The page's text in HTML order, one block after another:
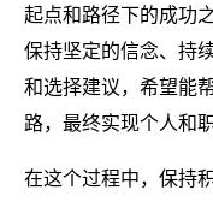
起点和路径下的成功
保持坚定的信念、持
和选择建议，希望能
路，最终实现个人和
在这个过程中，保持